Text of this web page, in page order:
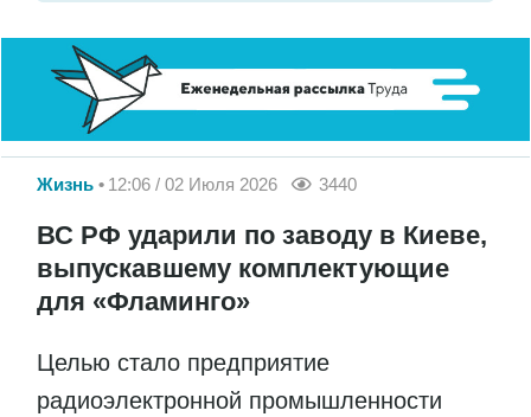
Жизнь 12:06 / 02 Июля 2026 3440
ВС РФ ударили по заводу в Киеве,
выпускавшему комплектующие
для «Фламинго»
Целью стало предприятие
радиоэлектронной промышленности